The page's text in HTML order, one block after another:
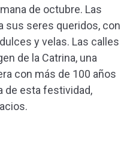
de octubre. Las
sus seres queridos, con
y velas. Las calles
de la Catrina, una
con más de 100 años
de esta festividad,